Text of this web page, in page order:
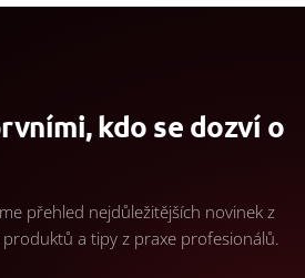
kdo se dozví o
přehled nejdůležitějších novinek z
a tipy z praxe profesionálů.